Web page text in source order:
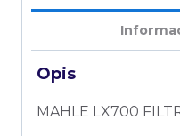
Opis
MAHLE LX700